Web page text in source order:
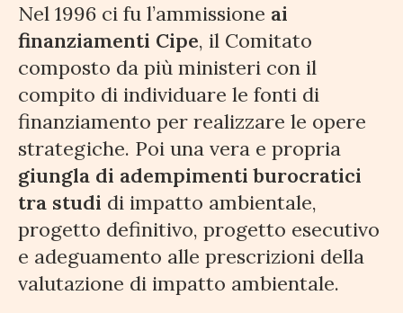
Nel 1996 ci fu l’ammissione ai
finanziamenti Cipe, il Comitato
composto da più ministeri con il
compito di individuare le fonti di
finanziamento per realizzare le opere
strategiche. Poi una vera e propria
giungla di adempimenti burocratici
tra studi di impatto ambientale,
progetto definitivo, progetto esecutivo
e adeguamento alle prescrizioni della
valutazione di impatto ambientale.